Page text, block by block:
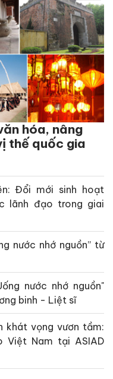
hóa, nâng
thế quốc gia
Đổi mới sinh hoạt
lãnh đạo trong giai
nước nhớ nguồn” từ
nước nhớ nguồn"
binh - Liệt sĩ
khát vọng vươn tầm:
Việt Nam tại ASIAD